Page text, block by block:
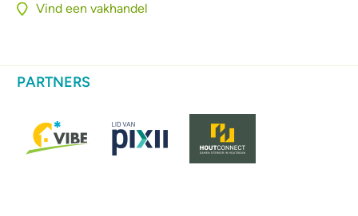
Vind een vakhandel
PARTNERS